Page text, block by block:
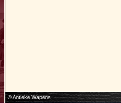
© Antieke Wapens